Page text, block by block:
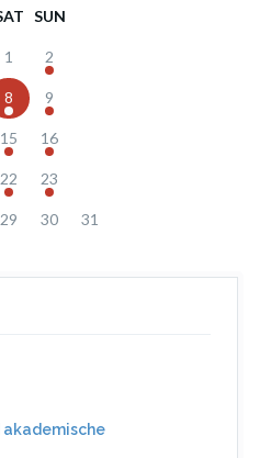
SUN
1 2
8 9
15 16
22 23
29 30 31